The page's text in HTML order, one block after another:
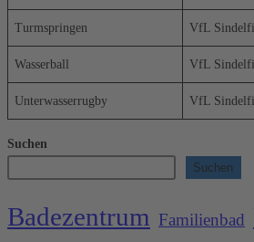
Turmspringen VfL
Wasserball VfL
Unterwasserrugby VfL
Suchen
Suchen
Badezentrum Familienbad